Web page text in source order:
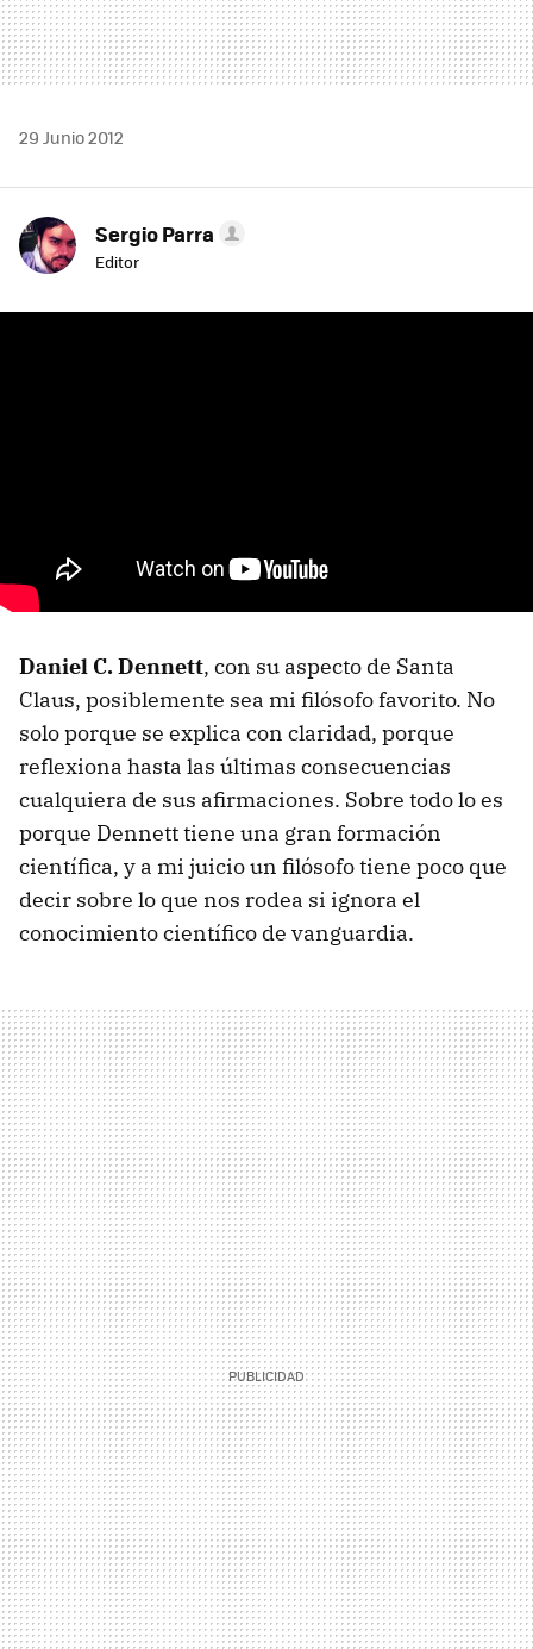
29 Junio 2012
Sergio Parra
Editor
Daniel C. Dennett, con su aspecto de Santa
Claus, posiblemente sea mi filósofo favorito. No
solo porque se explica con claridad, porque
reflexiona hasta las últimas consecuencias
cualquiera de sus afirmaciones. Sobre todo lo es
porque Dennett tiene una gran formación
científica, y a mi juicio un filósofo tiene poco que
decir sobre lo que nos rodea si ignora el
conocimiento científico de vanguardia.